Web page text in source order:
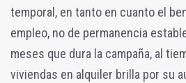
temporal, en tanto en cuanto el
empleo, no de permanencia
meses que dura la campaña, al
viviendas en alquiler brilla por su